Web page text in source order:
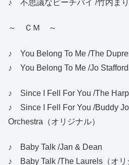
♪ 不思議なピーチパイ /竹内ま
～ ＣＭ ～
♪ You Belong To Me /The
♪ You Belong To Me /Jo Stafford
♪ Since I Fell For You /The
♪ Since I Fell For You /Buddy
Orchestra（オリジナル）
♪ Baby Talk /Jan & Dean
♪ Baby Talk /The Laurels（オリ